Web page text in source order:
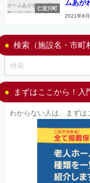
仁淀川町
ムあが
2021年8月
検索（施設名・市町
まずはここから！入
わからない人は、まずは